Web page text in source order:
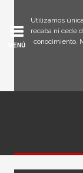
Utilizamos
recaba ni cede
conocimiento.
MENÚ